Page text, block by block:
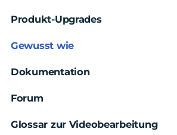
Produkt-Upgrades
Gewusst wie
Dokumentation
Forum
Glossar zur Videobearbeitung